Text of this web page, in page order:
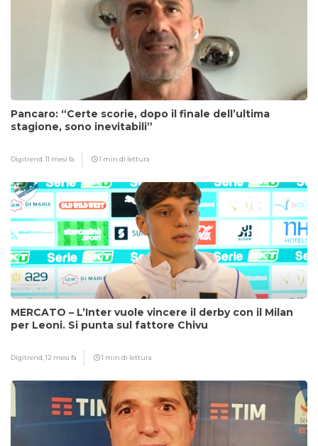
Pancaro: “Certe scorie, dopo il finale dell’ultima
stagione, sono inevitabili”
Digitrend,11 mesi fa 1 min di lettura
MERCATO – L’Inter vuole vincere il derby con il Milan
per Leoni. Si punta sul fattore Chivu
Digitrend,12 mesi fa 1 min di lettura